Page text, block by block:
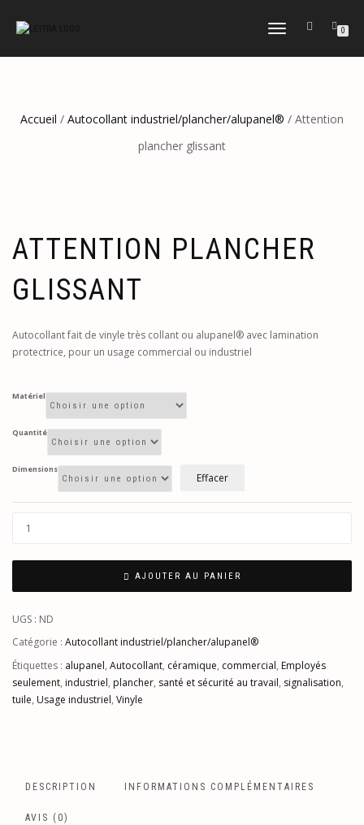
DÉPLIER
NAVIGATION
0
Accueil / Autocollant industriel/plancher/alupanel® / Attention
plancher glissant
ATTENTION PLANCHER
GLISSANT
Autocollant fait de vinyle très collant ou alupanel® avec lamination
protectrice, pour un usage commercial ou industriel
Matériel
Quantité
Dimensions
Effacer
AJOUTER AU PANIER
UGS : ND
Catégorie : Autocollant industriel/plancher/alupanel®
Étiquettes : alupanel, Autocollant, céramique, commercial, Employés
seulement, industriel, plancher, santé et sécurité au travail, signalisation,
tuile, Usage industriel, Vinyle
DESCRIPTION INFORMATIONS COMPLÉMENTAIRES
AVIS (0)